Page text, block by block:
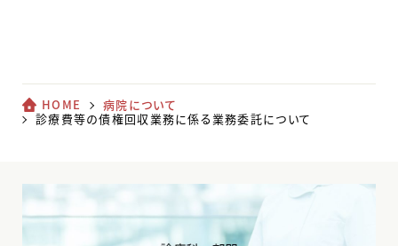
HOME
病院について
診療費等の債権回収業務に係る業務委託について